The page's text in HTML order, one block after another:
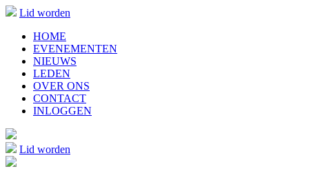
Lid worden
HOME
EVENEMENTEN
NIEUWS
LEDEN
OVER ONS
CONTACT
INLOGGEN
Lid worden